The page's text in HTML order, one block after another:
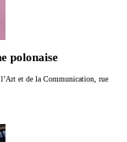
polonaise
et de la Communication, rue